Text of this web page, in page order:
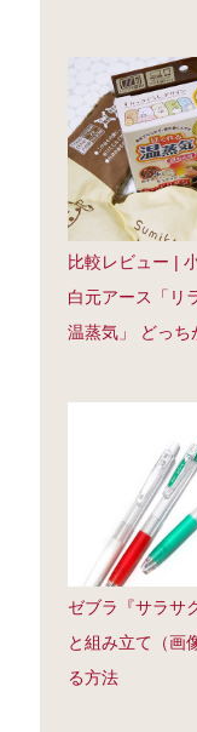
比較レビュー |
白元アース「リ
温蒸気」 どっち
ゼブラ『サラサ
と組み立て（画
る方法